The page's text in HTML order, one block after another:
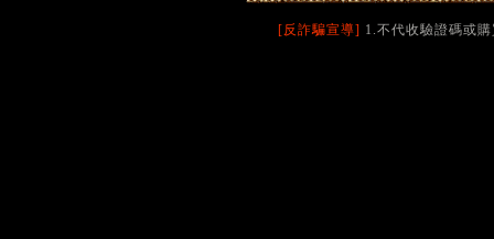
[反詐騙宣導] 1.不代收驗證碼或